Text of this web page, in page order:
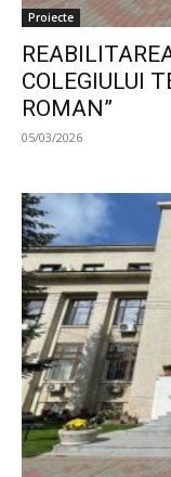
Proiecte
COLEGIULUI
ROMAN”
05/03/2026